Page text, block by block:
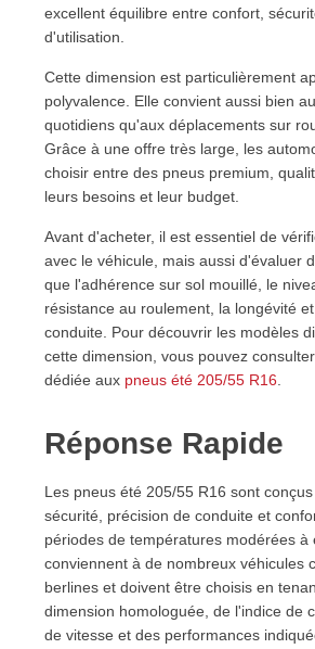
5.1. L'étiquette européenne
5.2. L'adhérence sur sol mouillé
5.4. La résistance au roulement
6. Pneus premium, quality et budget
6.1. Segment premium
6.2. Segment quality
6.3. Segment budget
205/55 R16
8. Avantages et inconvénients des
9. Comment évaluer le rapport
9.1. Prix d'achat et coût réel
9.2. Sécurité avant tout
10. Quel pneu choisir selon son
10.1. Usage urbain
10.4. Kilométrage élevé
11. Pneus été 205/55 R16 pour
électriques
11.1. Résistance au roulement
11.2. Niveau sonore
excellent équilibre entre confort,
d'utilisation.
Cette dimension est particulièrement
polyvalence. Elle convient aussi bien
quotidiens qu'aux déplacements sur
Grâce à une offre très large, les
choisir entre des pneus premium,
leurs besoins et leur budget.
Avant d'acheter, il est essentiel de
avec le véhicule, mais aussi d'évaluer
que l'adhérence sur sol mouillé, le
résistance au roulement, la longévité
conduite. Pour découvrir les modèles
cette dimension, vous pouvez
dédiée aux pneus été 205/55 R16.
Réponse Rapide
Les pneus été 205/55 R16 sont
sécurité, précision de conduite et
périodes de températures modérées à
conviennent à de nombreux véhicules
berlines et doivent être choisis en
dimension homologuée, de l'indice de
de vitesse et des performances